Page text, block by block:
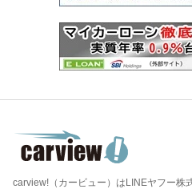
carview!（カービュー）はLINEヤフー株